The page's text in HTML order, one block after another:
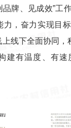
牌、见成效”工
力，奋力实现目
线下全面协同，
建有温度、有速